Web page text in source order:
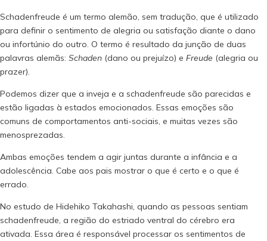
Schadenfreude é um termo alemão, sem tradução, que é utilizado
para definir o sentimento de alegria ou satisfação diante o dano
ou infortúnio do outro. O termo é resultado da junção de duas
palavras alemãs: Schaden (dano ou prejuízo) e Freude (alegria ou
prazer).
Podemos dizer que a inveja e a schadenfreude são parecidas e
estão ligadas à estados emocionados. Essas emoções são
comuns de comportamentos anti-sociais, e muitas vezes são
menosprezadas.
Ambas emoções tendem a agir juntas durante a infância e a
adolescência. Cabe aos pais mostrar o que é certo e o que é
errado.
No estudo de Hidehiko Takahashi, quando as pessoas sentiam
schadenfreude, a região do estriado ventral do cérebro era
ativada. Essa área é responsável processar os sentimentos de